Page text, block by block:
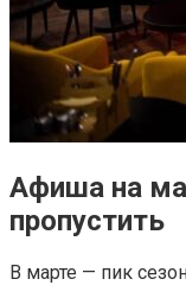
Афиша на
пропустить
В марте — пик